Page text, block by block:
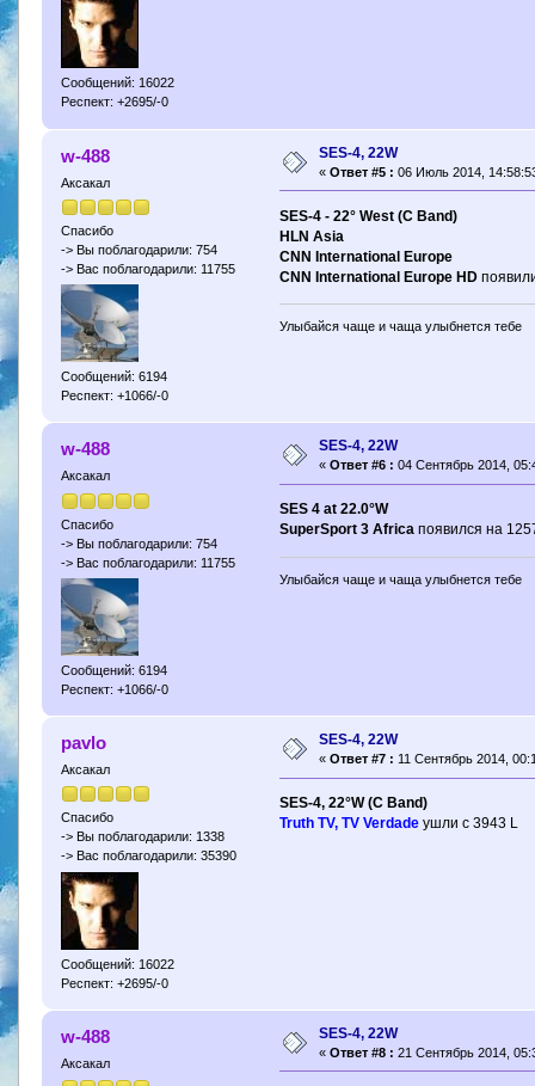
Сообщений: 16022
Респект: +2695/-0
w-488
Аксакал
Спасибо
-> Вы поблагодарили: 754
-> Вас поблагодарили: 11755
Сообщений: 6194
Респект: +1066/-0
SES-4, 22W
« Ответ #5 : 06 Июль 2014,
SES-4 - 22° West (C Band)
HLN Asia
CNN International Europe
CNN International Europe HD
Улыбайся чаще и чаща улыбнется тебе
w-488
Аксакал
Спасибо
-> Вы поблагодарили: 754
-> Вас поблагодарили: 11755
Сообщений: 6194
Респект: +1066/-0
SES-4, 22W
« Ответ #6 : 04 Сентябрь 2014,
SES 4 at 22.0°W
SuperSport 3 Africa появился на
Улыбайся чаще и чаща улыбнется тебе
pavlo
Аксакал
Спасибо
-> Вы поблагодарили: 1338
-> Вас поблагодарили: 35390
Сообщений: 16022
Респект: +2695/-0
SES-4, 22W
« Ответ #7 : 11 Сентябрь 2014,
SES-4, 22°W (C Band)
Truth TV, TV Verdade ушли с 3943 L
w-488
Аксакал
SES-4, 22W
« Ответ #8 : 21 Сентябрь 2014,